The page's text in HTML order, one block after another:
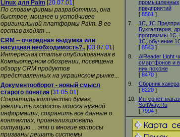
промышленных
предприятий
[ 8561 ]
7.
1С, 1С
Бухгалтерия,
программы 1С,
1С, обучение
[ 8543]
8.
AlReader Light
смартфонов и
них похоже
[ 8470]
9.
Сборник хакера
[ 8220]
10.
Интернет-
SoftWay.Ru
[ 7994]
Linux для Palm [20.07.01]
По словам фирмы разработчика, она
быстрее, мощнее и устойчивее
оригинальной платформы Palm. В ее
состав входят ...
CRM -- очередная выдумка или
насущная необходимость?..[03.07.01]
Интересная статья опубликованная в
Компьютерном обозрении, посвящена
обзору CRM продуктов
представленных на украинском рынке...
Документооборот - новый смысл
старого понятия[31.05.01]
Сократить количество бумаг,
увеличить скорость поиска нужной
информации, сохранить все данные о
контактах, проанализировать
ситуацию ... эти и многие вопросы
призваны решать системы